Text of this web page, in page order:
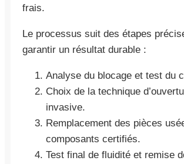
frais.
Le processus suit des étapes
garantir un résultat durable :
Analyse du blocage et test du
Choix de la technique
invasive.
Remplacement des pièces
composants certifiés.
Test final de fluidité et remise